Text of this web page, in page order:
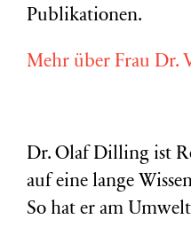
Publikationen.
Mehr über Frau Dr.
Dr. Olaf Dilling ist
auf eine lange
So hat er am